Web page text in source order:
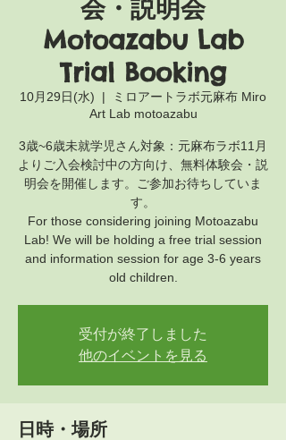
会・説明会
Motoazabu Lab
Trial Booking
10月29日(水)
  |
ミロアートラボ元麻布 Miro
Art Lab motoazabu
3歳~6歳未就学児さん対象：元麻布ラボ11月
よりご入会検討中の方向け、無料体験会・説
明会を開催します。ご参加お待ちしていま
す。
For those considering joining Motoazabu
Lab! We will be holding a free trial session
and information session for age 3-6 years
old children.
受付が終了しました
他のイベントを見る
日時・場所